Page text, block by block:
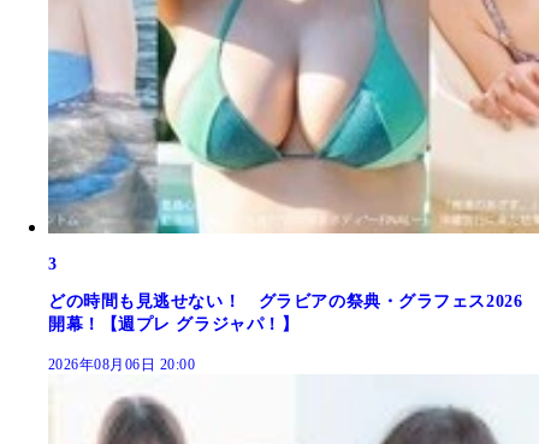
3
どの時間も見逃せない！ グラビアの祭典・グラフェス2026
開幕！【週プレ グラジャパ！】
2026年08月06日 20:00